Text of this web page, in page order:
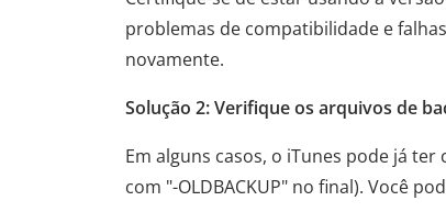
problemas de compatibilidade e
novamente.
Solução 2: Verifique os arquivos de
Em alguns casos, o iTunes pode já
com "-OLDBACKUP" no final). Você